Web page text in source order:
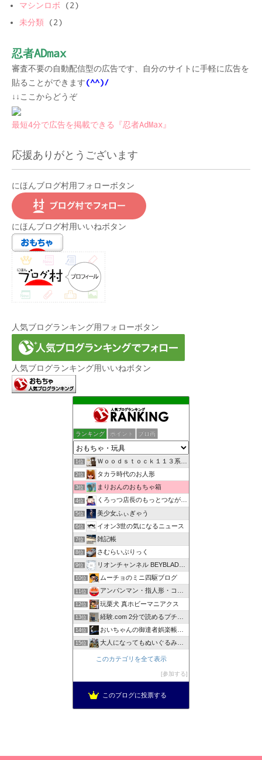
マシンロボ (2)
未分類 (2)
忍者ADmax
審査不要の自動配信型の広告です、自分のサイトに手軽に広告を
貼ることができます(^^)/
↓↓ここからどうぞ
最短4分で広告を掲載できる『忍者AdMax』
応援ありがとうございます
にほんブログ村用フォローボタン
にほんブログ村用いいねボタン
人気ブログランキング用フォローボタン
人気ブログランキング用いいねボタン
ランキング ポイント ブロ画
1位 Ｗｏｏｄｓｔｏｃｋ１１３系・創作館
2位 タカラ時代のお人形
3位 まりおんのおもちゃ箱
4位 くろっつ店長のもっとつながるブログ
5位 美少女ふぃぎゃう
6位 イオン3世の気になるニュース
7位 雑記帳
8位 さむらいぶりっく
9位 リオンチャンネル BEYBLADE X
10位 ムーチョのミニ四駆ブログ
11位 アンパンマン・指人形・コレクション
12位 玩栗犬 真ホビーマニアクス
13位 経験.com 2分で読めるプチブログ。色々な経験ネタ集です！
14位 おいちゃんの御達者娯楽帳簿ですばい！
15位 大人になってもぬいぐるみが好きブログ
このカテゴリを全て表示
参加する
このブログに投票する